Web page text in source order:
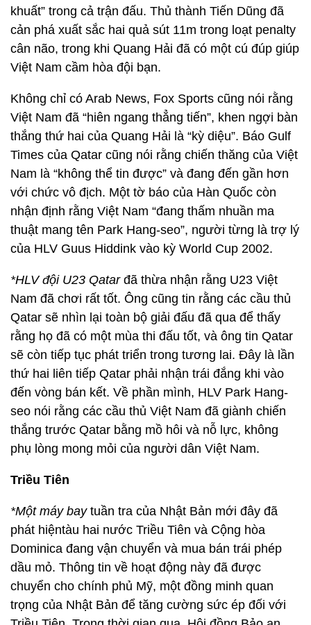
khuất” trong cả trận đấu. Thủ thành Tiến Dũng đã
cản phá xuất sắc hai quả sút 11m trong loạt penalty
cân não, trong khi Quang Hải đã có một cú đúp giúp
Việt Nam cầm hòa đội bạn.
Không chỉ có Arab News, Fox Sports cũng nói rằng
Việt Nam đã “hiên ngang thẳng tiến”, khen ngợi bàn
thắng thứ hai của Quang Hải là “kỳ diệu”. Báo Gulf
Times của Qatar cũng nói rằng chiến thăng của Việt
Nam là “không thể tin được” và đang đến gần hơn
với chức vô địch. Một tờ báo của Hàn Quốc còn
nhận định rằng Việt Nam “đang thấm nhuần ma
thuật mang tên Park Hang-seo”, người từng là trợ lý
của HLV Guus Hiddink vào kỳ World Cup 2002.
*HLV đội U23 Qatarđã thừa nhận rằng U23 Việt
Nam đã chơi rất tốt. Ông cũng tin rằng các cầu thủ
Qatar sẽ nhìn lại toàn bộ giải đấu đã qua để thấy
rằng họ đã có một mùa thi đấu tốt, và ông tin Qatar
sẽ còn tiếp tục phát triển trong tương lai. Đây là lần
thứ hai liên tiếp Qatar phải nhận trái đắng khi vào
đến vòng bán kết. Về phần mình, HLV Park Hang-
seo nói rằng các cầu thủ Việt Nam đã giành chiến
thắng trước Qatar bằng mồ hôi và nỗ lực, không
phụ lòng mong mỏi của người dân Việt Nam.
Triều Tiên
*Một máy baytuần tra của Nhật Bản mới đây đã
phát hiệntàu hai nước Triều Tiên và Cộng hòa
Dominica đang vận chuyển và mua bán trái phép
dầu mỏ. Thông tin về hoạt động này đã được
chuyển cho chính phủ Mỹ, một đồng minh quan
trọng của Nhật Bản để tăng cường sức ép đối với